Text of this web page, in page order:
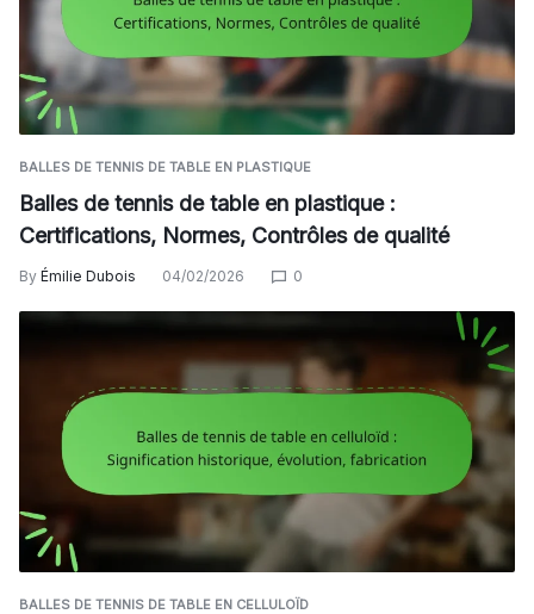
BALLES DE TENNIS DE TABLE EN PLASTIQUE
Balles de tennis de table en plastique :
Certifications, Normes, Contrôles de qualité
By Émilie Dubois 04/02/2026 0
BALLES DE TENNIS DE TABLE EN CELLULOÏD